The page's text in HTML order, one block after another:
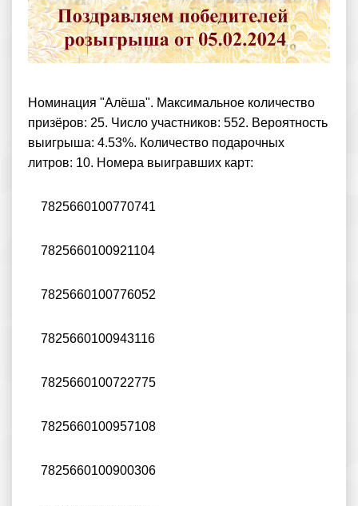
Номинация "Алёша". Максимальное количество
призёров: 25. Число участников: 552. Вероятность
выигрыша: 4.53%. Количество подарочных
литров: 10. Номера выигравших карт:
7825660100770741
7825660100921104
7825660100776052
7825660100943116
7825660100722775
7825660100957108
7825660100900306